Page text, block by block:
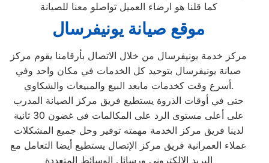
كما قلنا هو ارضاء العميل تواصلو معنا للصيانة
موقع صيانة يونيفرسال
مركز خدمة يونيفرسال من خلال الاتصال بأرقامنا يقوم مركز
صيانة يونيفرسال بتوحيد كل الخدمات في مكان واحد وفي
أسرع وقت كخدمات مابعد البيع والمبيعات والشكاوي.
حتى في أوقات الذروة يستطيع فريق مركز الصيانة المدرب
على أعلى مستوى الرد على المكالمات في غضون 30 ثانية
لدينا فريق مركز الخدمة مهمته توفير وحل جميع المشكلات
عملاء العمرانية فريق مركز الإتصال يستطيع أيضا التعامل مع
البريد الإلكتروني ورسائل الوسائط المتعددة